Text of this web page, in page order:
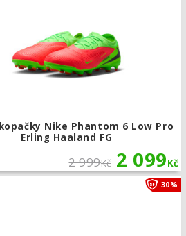
Nike Phantom 6 Low Pro
Erling Haaland FG
2 999Kč 2 099Kč
Phantom 6 Low Elite Erling Haaland FG30%